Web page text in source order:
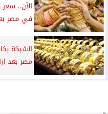
في مصر
الشبكة
مصر بعد